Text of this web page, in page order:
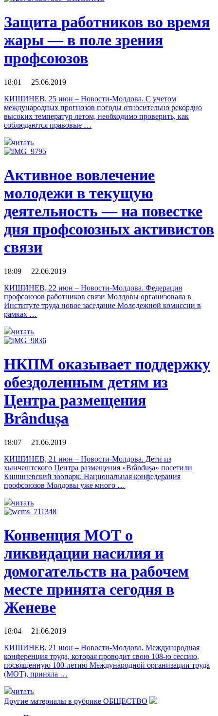
Защита работников во время
жары — в поле зрения
профсоюзов
18:01 25.06.2019
КИШИНЕВ, 25 июн – Новости-Молдова. С учетом
международных прогнозов погоды относительно рекордно
высоких температур летом, необходимо проверить, как
соблюдаются правовые …
читать
Активное вовлечение
молодежи в текущую
деятельность — на повестке
дня профсоюзных активистов
связи
18:09 22.06.2019
КИШИНЕВ, 22 июн – Новости-Молдова. Федерация
профсоюзов работников связи Молдовы организовала в
Институте труда новое заседание Молодежной комиссии в
рамках …
читать
НКПМ оказывает поддержку
обездоленным детям из
Центра размещения
Brândușa
18:07 21.06.2019
КИШИНЕВ, 21 июн – Новости-Молдова. Дети из
хынчештского Центра размещения «Brândușa» посетили
Кишиневский зоопарк. Национальная конфедерация
профсоюзов Молдовы уже много …
читать
Конвенция МОТ о
ликвидации насилия и
домогательств на рабочем
месте принята сегодня в
Женеве
18:04 21.06.2019
КИШИНЕВ, 21 июн – Новости-Молдова. Международная
конференция труда, которая проводит свою 108-ю сессию,
посвященную 100-летию Международной организации труда
(МОТ), приняла …
читать
Другие материалы в рубрике ОБЩЕСТВО